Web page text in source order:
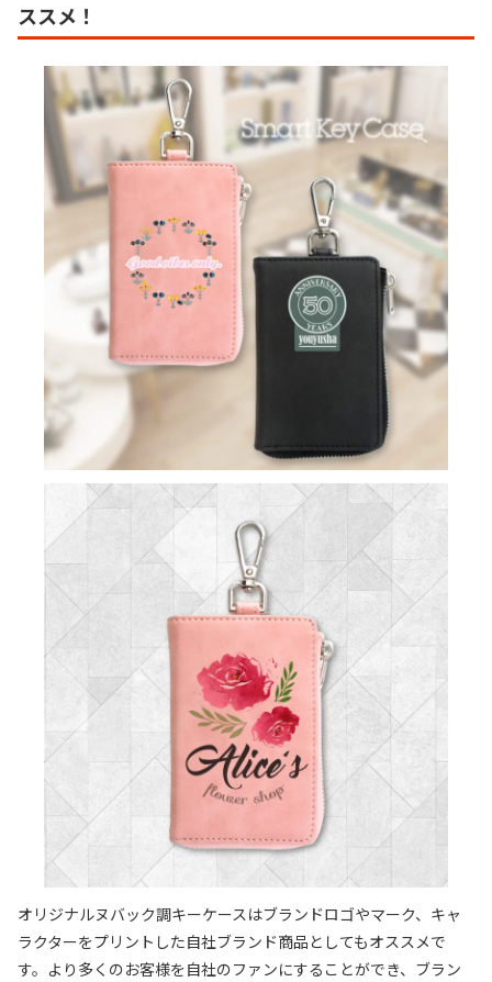
ススメ！
オリジナルヌバック調キーケースはブランドロゴやマーク、キャ
ラクターをプリントした自社ブランド商品としてもオススメで
す。より多くのお客様を自社のファンにすることができ、ブラン